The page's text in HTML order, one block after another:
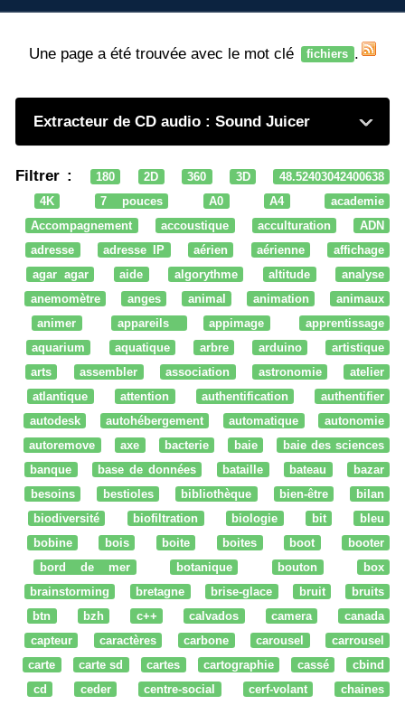
Une page a été trouvée avec le mot clé fichiers .
Extracteur de CD audio : Sound Juicer
Filtrer : 180 2D 360 3D
48.52403042400638
4K
7 pouces A0 A4
academie
Accompagnement
accoustique acculturation
ADN
adresse
adresse IP aérien aérienne
affichage
agar agar
aide algorythme altitude
analyse
anemomètre
anges animal animation
animaux
animer
appareils appimage
apprentissage
aquarium
aquatique arbre arduino
artistique
arts
assembler association astronomie
atelier
atlantique
attention authentification
authentifier
autodesk
autohébergement automatique
autonomie
autoremove
axe bacterie baie
baie des sciences
banque
base de données bataille bateau
bazar
besoins
bestioles bibliothèque bien-être
bilan
biodiversité
biofiltration biologie bit
bleu
bobine
bois boite boites boot
booter
bord de mer
botanique bouton
box
brainstorming
bretagne brise-glace bruit
bruits
btn
bzh c++ calvados camera
canada
capteur
caractères carbone carousel
carrousel
carte
carte sd cartes cartographie cassé
cbind
cd
ceder centre-social cerf-volant
chaines